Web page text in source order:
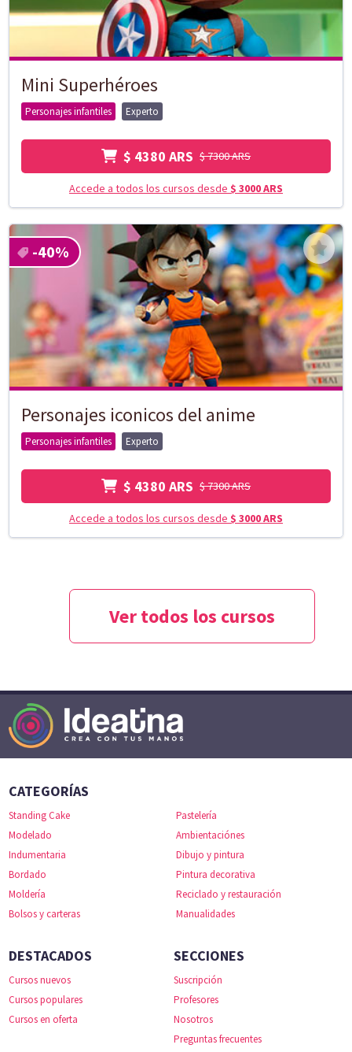
Mini Superhéroes
Personajes infantiles Experto
$ 4380 ARS $ 7300 ARS
Accede a todos los cursos desde $ 3000 ARS
-40%
Personajes iconicos del anime
Personajes infantiles Experto
$ 4380 ARS $ 7300 ARS
Accede a todos los cursos desde $ 3000 ARS
Ver todos los cursos
CATEGORÍAS
Standing Cake
Modelado
Indumentaria
Bordado
Moldería
Bolsos y carteras
Pastelería
Ambientaciónes
Dibujo y pintura
Pintura decorativa
Reciclado y restauración
Manualidades
DESTACADOS
Cursos nuevos
Cursos populares
Cursos en oferta
SECCIONES
Suscripción
Profesores
Nosotros
Preguntas frecuentes